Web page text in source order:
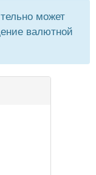
может
валютной